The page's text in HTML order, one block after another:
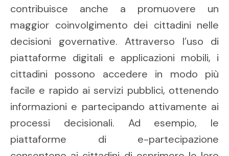
contribuisce anche a promuovere un
maggior coinvolgimento dei cittadini nelle
decisioni governative. Attraverso l’uso di
piattaforme digitali e applicazioni mobili, i
cittadini possono accedere in modo più
facile e rapido ai servizi pubblici, ottenendo
informazioni e partecipando attivamente ai
processi decisionali. Ad esempio, le
piattaforme di e-partecipazione